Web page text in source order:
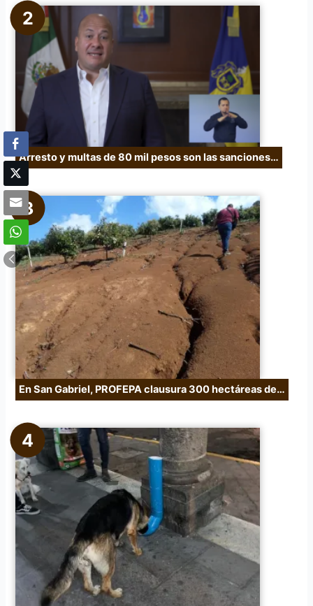
Arresto y multas de 80 mil pesos son las sanciones…
En San Gabriel, PROFEPA clausura 300 hectáreas de…